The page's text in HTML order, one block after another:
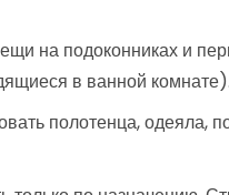
на подоконниках и
в ванной комнате).
полотенца, одеяла,